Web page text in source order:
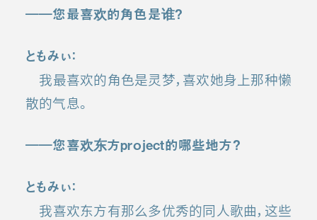
――您最喜欢的角色是谁？
ともみぃ：
我最喜欢的角色是灵梦，喜欢她身上那种懒
散的气息。
――您喜欢东方project的哪些地方？
ともみぃ：
我喜欢东方有那么多优秀的同人歌曲，这些